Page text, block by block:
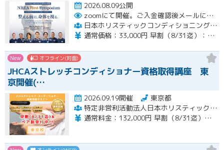
2026.08.09公開
zoomにて開催。ご入金確認後メールにてURLをお送りいたします。
日本ホリスティックコンディショニング協会
通常価格：33,000円 早割（8/31迄）：22,000円
New オフライン(対面)
JHCAストレッチコンディショナー資格取得講座 東
京開催(…
2026.09.19開催
東京都
特定非営利活動法人日本ホリスティックコンディショニング協会
通常料金：132,000円 早割（8/31迄）：120,000円 ペア割：110,000円